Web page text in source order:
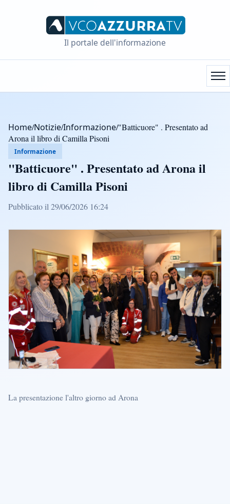
Il portale dell'informazione
Home/Notizie/Informazione/"Batticuore" . Presentato ad
Arona il libro di Camilla Pisoni
Informazione
"Batticuore" . Presentato ad Arona il
libro di Camilla Pisoni
Pubblicato il 29/06/2026 16:24
La presentazione l'altro giorno ad Arona